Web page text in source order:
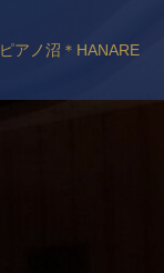
ピアノ沼＊HANARE